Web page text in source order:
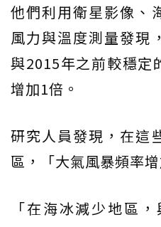
他們利用衛星影像、
風力與溫度測量發現
與2015年之前較穩定
增加1倍。
研究人員發現，在這
區，「大氣風暴頻率增
「在海冰減少地區